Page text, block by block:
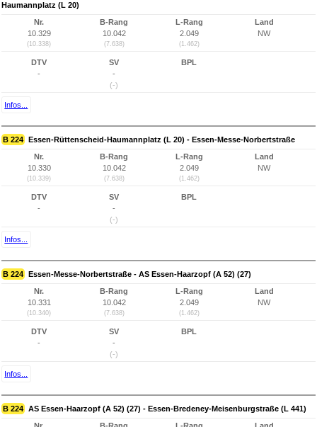
Haumannplatz (L 20)
Nr.
10.329
(10.338)
B-Rang
10.042
(7.638)
L-Rang
2.049
(1.462)
Land
NW
DTV
-
SV
-
(-)
BPL
Infos...
B 224 Essen-Rüttenscheid-Haumannplatz (L 20) - Essen-Messe-Norbertstraße
Nr.
10.330
(10.339)
B-Rang
10.042
(7.638)
L-Rang
2.049
(1.462)
Land
NW
DTV
-
SV
-
(-)
BPL
Infos...
B 224 Essen-Messe-Norbertstraße - AS Essen-Haarzopf (A 52) (27)
Nr.
10.331
(10.340)
B-Rang
10.042
(7.638)
L-Rang
2.049
(1.462)
Land
NW
DTV
-
SV
-
(-)
BPL
Infos...
B 224 AS Essen-Haarzopf (A 52) (27) - Essen-Bredeney-Meisenburgstraße (L 441)